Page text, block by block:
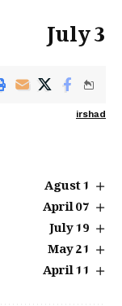
3 July
irshad
1 Agust
07 April
19 July
21 May
11 April